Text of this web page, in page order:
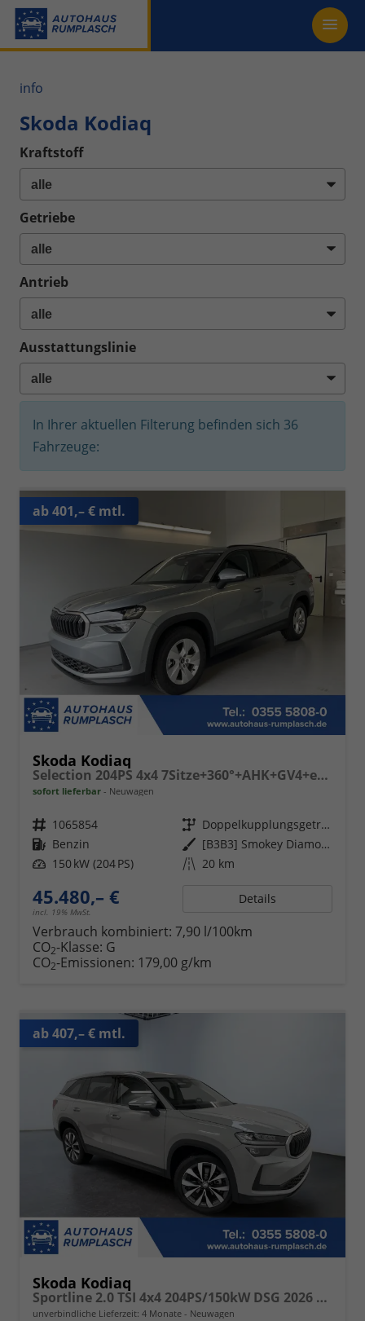
info
Skoda Kodiaq
Kraftstoff
Getriebe
Antrieb
Ausstattungslinie
In Ihrer aktuellen Filterung befinden sich 36
Fahrzeuge:
ab 401,– € mtl.
Skoda Kodiaq
Selection 204PS 4x4 7Sitze+360°+AHK+GV4+eHeck+Winter+Parklenk
sofort lieferbar Neuwagen
Fahrzeugnr. 1065854 Getriebe
Doppelkupplungsgetriebe (DSG)
Kraftstoff Benzin Außenfarbe
[B3B3] Smokey Diamond-Silber Metallic
Leistung 150 kW (204 PS) Kilometerstand 20 km
45.480,– €
incl. 19% MwSt.
Details
Verbrauch kombiniert: 7,90 l/100km
CO2-Klasse: G
CO2-Emissionen: 179,00 g/km
ab 407,– € mtl.
Skoda Kodiaq
Sportline 2.0 TSI 4x4 204PS/150kW DSG 2026 +CANTON+CONVENIENCE PLUS+PERFORMANCE+AKUSTIK
unverbindliche Lieferzeit: 4 Monate Neuwagen